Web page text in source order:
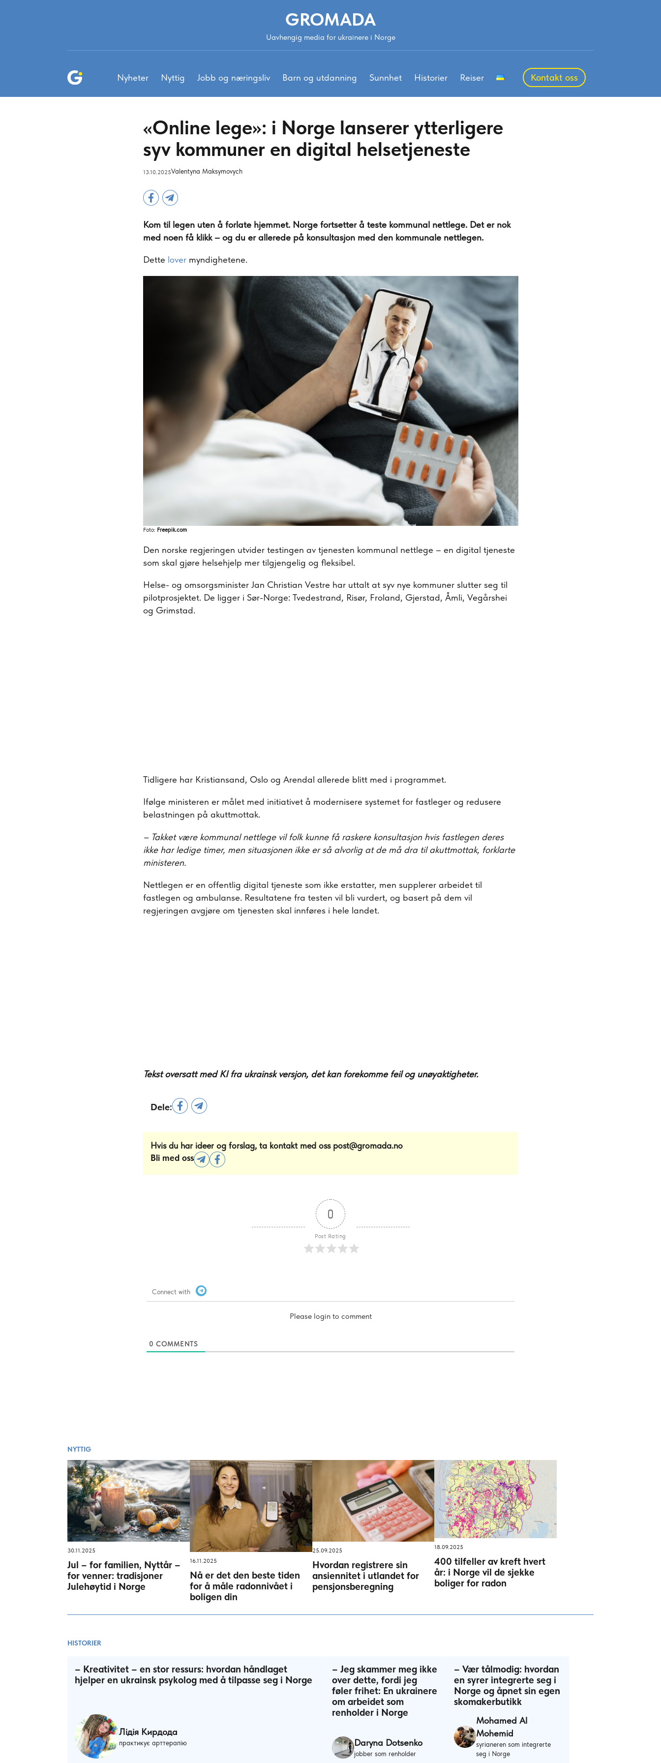
GROMADA
Uavhengig media for ukrainere i Norge
Nyheter Nyttig Jobb og næringsliv Barn og utdanning Sunnhet Historier Reiser Kontakt oss
«Online lege»: i Norge lanserer ytterligere
syv kommuner en digital helsetjeneste
13.10.2025Valentyna Maksymovych
Kom til legen uten å forlate hjemmet. Norge fortsetter å teste kommunal nettlege. Det er nok
med noen få klikk – og du er allerede på konsultasjon med den kommunale nettlegen.
Dette lover myndighetene.
Foto: Freepik.com
Den norske regjeringen utvider testingen av tjenesten kommunal nettlege – en digital tjeneste
som skal gjøre helsehjelp mer tilgjengelig og fleksibel.
Helse- og omsorgsminister Jan Christian Vestre har uttalt at syv nye kommuner slutter seg til
pilotprosjektet. De ligger i Sør-Norge: Tvedestrand, Risør, Froland, Gjerstad, Åmli, Vegårshei
og Grimstad.
Tidligere har Kristiansand, Oslo og Arendal allerede blitt med i programmet.
Ifølge ministeren er målet med initiativet å modernisere systemet for fastleger og redusere
belastningen på akuttmottak.
– Takket være kommunal nettlege vil folk kunne få raskere konsultasjon hvis fastlegen deres
ikke har ledige timer, men situasjonen ikke er så alvorlig at de må dra til akuttmottak, forklarte
ministeren.
Nettlegen er en offentlig digital tjeneste som ikke erstatter, men supplerer arbeidet til
fastlegen og ambulanse. Resultatene fra testen vil bli vurdert, og basert på dem vil
regjeringen avgjøre om tjenesten skal innføres i hele landet.
Tekst oversatt med KI fra ukrainsk versjon, det kan forekomme feil og unøyaktigheter.
Dele:
Hvis du har ideer og forslag, ta kontakt med oss post@gromada.no
Bli med oss
0
Post Rating
Connect with
Please login to comment
0 COMMENTS
NYTTIG
30.11.2025
Jul – for familien, Nyttår –
for venner: tradisjoner
Julehøytid i Norge
16.11.2025
Nå er det den beste tiden
for å måle radonnivået i
boligen din
25.09.2025
Hvordan registrere sin
ansiennitet i utlandet for
pensjonsberegning
18.09.2025
400 tilfeller av kreft hvert
år: i Norge vil de sjekke
boliger for radon
HISTORIER
– Kreativitet – en stor ressurs: hvordan håndlaget
hjelper en ukrainsk psykolog med å tilpasse seg i Norge
Лідія Кирдода
практикує арттерапію
– Jeg skammer meg ikke
over dette, fordi jeg
føler frihet: En ukrainere
om arbeidet som
renholder i Norge
Daryna Dotsenko
jobber som renholder
– Vær tålmodig: hvordan
en syrer integrerte seg i
Norge og åpnet sin egen
skomakerbutikk
Mohamed Al
Mohemid
syrianeren som integrerte
seg i Norge